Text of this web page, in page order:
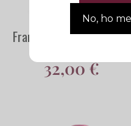
Franciacorta Brut Nature
32,00€